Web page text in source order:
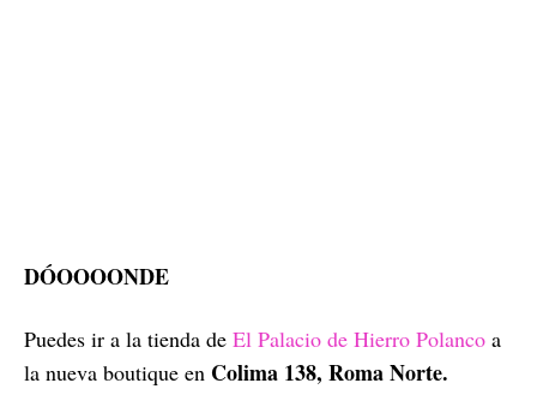
DÓOOOONDE
Puedes ir a la tienda de El Palacio de Hierro Polanco a
la nueva boutique en Colima 138, Roma Norte.